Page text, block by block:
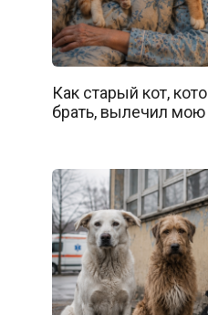
Как старый кот,
брать, вылечил